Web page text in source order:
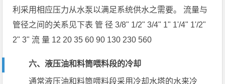
利采用相应压力从水泵以满足系统供水之需要。 流量与
管径之间的关系见下表 管 径 3/8" 1/2" 3/4" 1" 1'/4" 1'/2"
2" 3" 流 量 12 20 35 60 90 130 230 560
六、液压油和料筒喂料段的冷却
通常液压油和料筒喂料段采用冷却水塔的水来冷